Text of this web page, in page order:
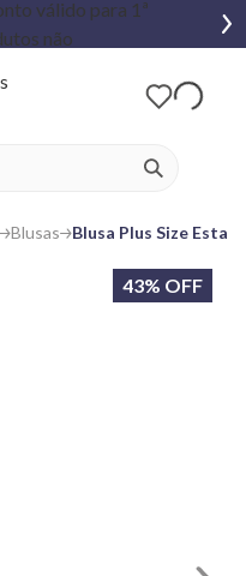
ver
Blusas Blusa Plus Size
43% OFF